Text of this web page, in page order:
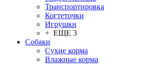
Транспортировка
Когтеточки
Игрушки
+ ЕЩЕ 3
Собаки
Сухие корма
Влажные корма